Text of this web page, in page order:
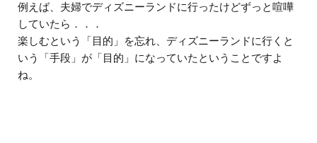
例えば、夫婦でディズニーランドに行ったけどずっと喧嘩
していたら．．．
楽しむという「目的」を忘れ、ディズニーランドに行くと
いう「手段」が「目的」になっていたということですよ
ね。